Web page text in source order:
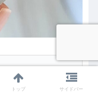
過程で一時的
開始すること
トップ サイドバー